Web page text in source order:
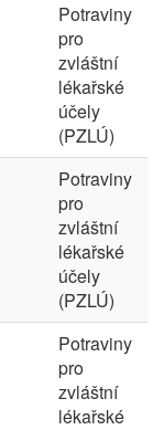
Potraviny
pro
zvláštní
lékařské
účely
(PZLÚ)
Potraviny
pro
zvláštní
lékařské
účely
(PZLÚ)
Potraviny
pro
zvláštní
lékařské